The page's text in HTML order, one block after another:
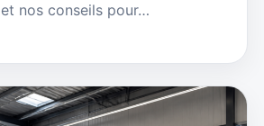
nos conseils pour…